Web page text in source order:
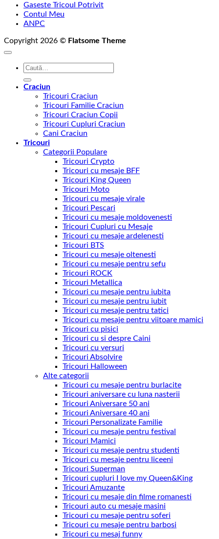
Gaseste Tricoul Potrivit
Contul Meu
ANPC
Copyright 2026 © Flatsome Theme
Caută
Craciun
Tricouri Craciun
Tricouri Familie Craciun
Tricouri Craciun Copii
Tricouri Cupluri Craciun
Cani Craciun
Tricouri
Categorii Populare
Tricouri Crypto
Tricouri cu mesaje BFF
Tricouri King Queen
Tricouri Moto
Tricouri cu mesaje virale
Tricouri Pescari
Tricouri cu mesaje moldovenesti
Tricouri Cupluri cu Mesaje
Tricouri cu mesaje ardelenesti
Tricouri BTS
Tricouri cu mesaje oltenesti
Tricouri cu mesaje pentru sefu
Tricouri ROCK
Tricouri Metallica
Tricouri cu mesaje pentru iubita
Tricouri cu mesaje pentru iubit
Tricouri cu mesaje pentru tatici
Tricouri cu mesaje pentru viitoare mamici
Tricouri cu pisici
Tricouri cu si despre Caini
Tricouri cu versuri
Tricouri Absolvire
Tricouri Halloween
Alte categorii
Tricouri cu mesaje pentru burlacite
Tricouri aniversare cu luna nasterii
Tricouri Aniversare 50 ani
Tricouri Aniversare 40 ani
Tricouri Personalizate Familie
Tricouri cu mesaje pentru festival
Tricouri Mamici
Tricouri cu mesaje pentru studenti
Tricouri cu mesaje pentru liceeni
Tricouri Superman
Tricouri cupluri I love my Queen&King
Tricouri Amuzante
Tricouri cu mesaje din filme romanesti
Tricouri auto cu mesaje masini
Tricouri cu mesaje pentru soferi
Tricouri cu mesaje pentru barbosi
Tricouri cu mesaj funny